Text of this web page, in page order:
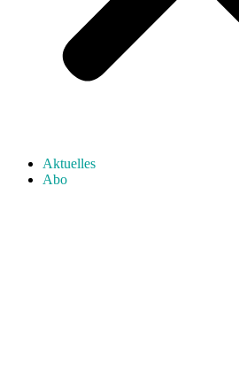
Aktuelles
Abo